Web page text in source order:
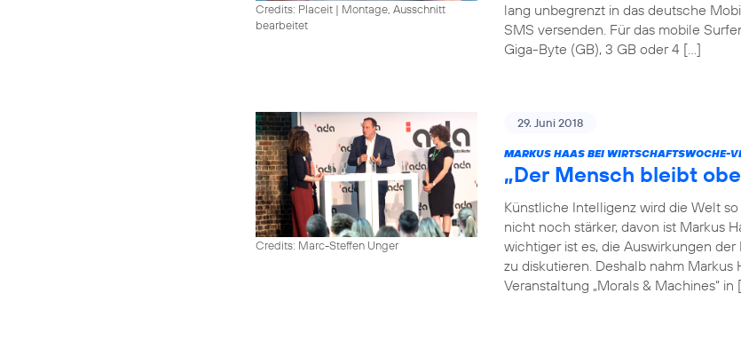
Credits: Placeit | Montage, Ausschnitt
bearbeitet
lang unbegrenzt in das deutsche
SMS versenden. Für das mobile
Giga-Byte (GB), 3 GB oder 4 […]
Credits: Marc-Steffen Unger
29. Juni 2018
MARKUS HAAS BEI WIRTSCHAFTSWOCHE-
„Der Mensch bleibt
Künstliche Intelligenz wird die Welt
nicht noch stärker, davon ist Markus
wichtiger ist es, die Auswirkungen
zu diskutieren. Deshalb nahm
Veranstaltung „Morals & Machines“ in